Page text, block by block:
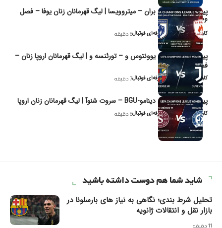
پیش‌بینی و تحلیل بران – میتروویسا | لیگ قهرمانان زنان یوفا – فصل
۲۰۲۶
کاوه نیک‌فر، تحلیل‌گر حرفه‌ای فوتبال8 دقیقه
پیش‌بینی و تحلیل یوونتوس و – تورئنسه و | لیگ قهرمانان اروپا زنان –
فصل ۲۰۲۶
کاوه نیک‌فر، تحلیل‌گر حرفه‌ای فوتبال7 دقیقه
پیش‌بینی و تحلیل دینامو-BGU – سروت شنوآ | لیگ قهرمانان زنان اروپا
کاوه نیک‌فر، تحلیل‌گر حرفه‌ای فوتبال8 دقیقه
شاید شما هم دوست داشته باشید
تحلیل شرط بندی؛ نگاهی به نیاز های بارسلونا در
بازار نقل و انتقالات ژانویه
11 دقیقه